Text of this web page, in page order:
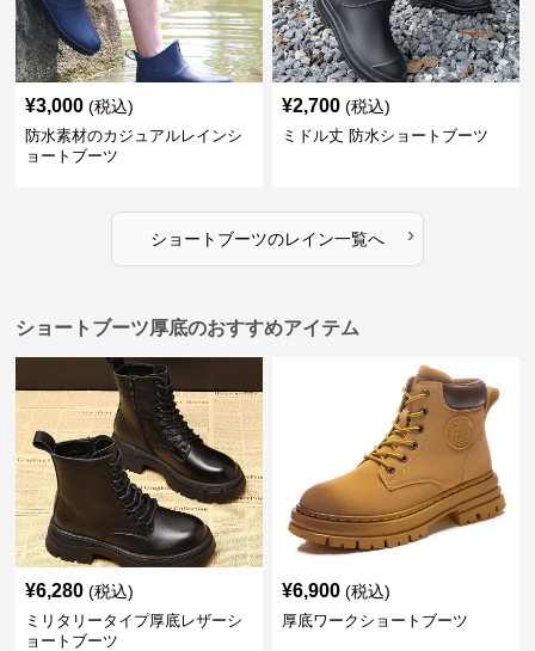
¥3,000 (税込)
防水素材のカジュアルレインシ
ョートブーツ
¥2,700 (税込)
ミドル丈 防水ショートブーツ
ショートブーツのレイン一覧へ ›
ショートブーツ厚底のおすすめアイテム
¥6,280 (税込)
ミリタリータイプ厚底レザーシ
ョートブーツ
¥6,900 (税込)
厚底ワークショートブーツ